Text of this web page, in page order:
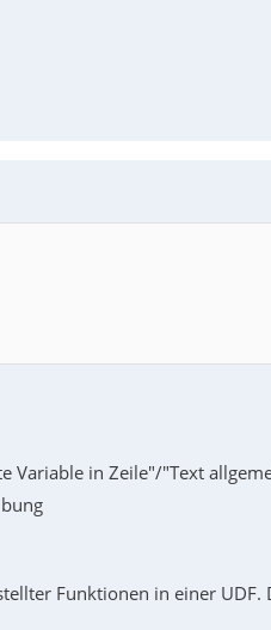
Variable in Zeile"/"Text
Funktionen in einer UDF.